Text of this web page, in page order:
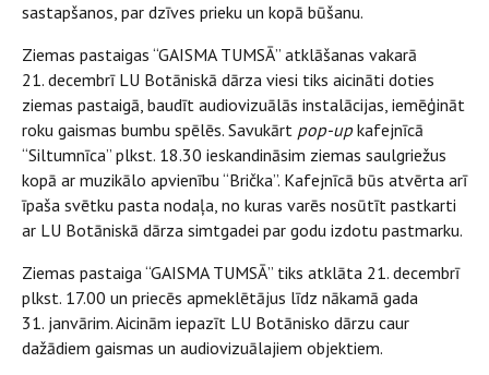
sastapšanos, par dzīves prieku un kopā būšanu.
Ziemas pastaigas “GAISMA TUMSĀ” atklāšanas vakarā
21. decembrī LU Botāniskā dārza viesi tiks aicināti doties
ziemas pastaigā, baudīt audiovizuālās instalācijas, iemēģināt
roku gaismas bumbu spēlēs. Savukārt pop-upkafejnīcā
“Siltumnīca” plkst. 18.30 ieskandināsim ziemas saulgriežus
kopā ar muzikālo apvienību “Brička”. Kafejnīcā būs atvērta arī
īpaša svētku pasta nodaļa, no kuras varēs nosūtīt pastkarti
ar LU Botāniskā dārza simtgadei par godu izdotu pastmarku.
Ziemas pastaiga “GAISMA TUMSĀ” tiks atklāta 21. decembrī
plkst. 17.00 un priecēs apmeklētājus līdz nākamā gada
31. janvārim. Aicinām iepazīt LU Botānisko dārzu caur
dažādiem gaismas un audiovizuālajiem objektiem.